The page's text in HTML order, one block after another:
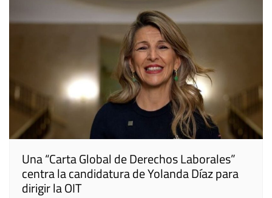
Una “Carta Global de Derechos Laborales”
centra la candidatura de Yolanda Díaz para
dirigir la OIT